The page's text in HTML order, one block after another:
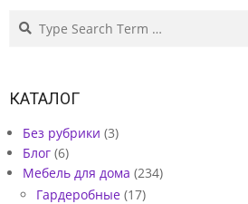
B
L
E
T
Search
КАТАЛОГ
Без рубрики (3)
Блог (6)
Мебель для дома (234)
Гардеробные (17)